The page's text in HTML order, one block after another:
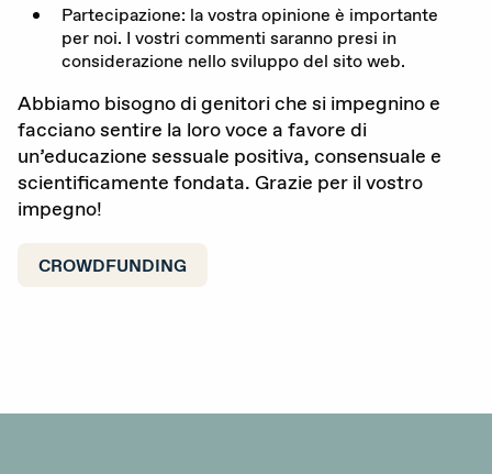
Partecipazione: la vostra opinione è importante
per noi. I vostri commenti saranno presi in
considerazione nello sviluppo del sito web.
Abbiamo bisogno di genitori che si impegnino e
facciano sentire la loro voce a favore di
un’educazione sessuale positiva, consensuale e
scientificamente fondata. Grazie per il vostro
impegno!
CROWDFUNDING